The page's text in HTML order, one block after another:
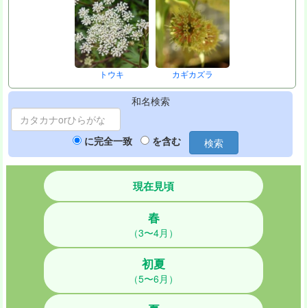
トウキ カギカズラ
和名検索
に完全一致 を含む 検索
現在見頃
春
（3〜4月）
初夏
（5〜6月）